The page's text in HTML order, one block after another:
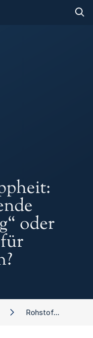
Rohstoffknappheit: Vorübergehende „Erscheinung“ oder neue Quelle für Disruptionen?
oder